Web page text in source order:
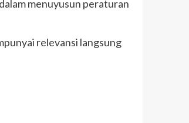
menuyusun peraturan
relevansi langsung